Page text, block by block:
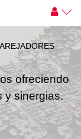
ofreciendo
y sinergias.